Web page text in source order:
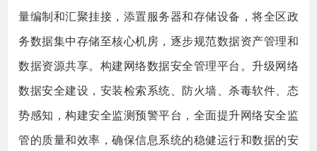
量编制和汇聚挂接，添置服务器和存储设备，将全区政
务数据集中存储至核心机房，逐步规范数据资产管理和
数据资源共享。构建网络数据安全管理平台。升级网络
数据安全建设，安装检索系统、防火墙、杀毒软件、态
势感知，构建安全监测预警平台，全面提升网络安全监
管的质量和效率，确保信息系统的稳健运行和数据的安